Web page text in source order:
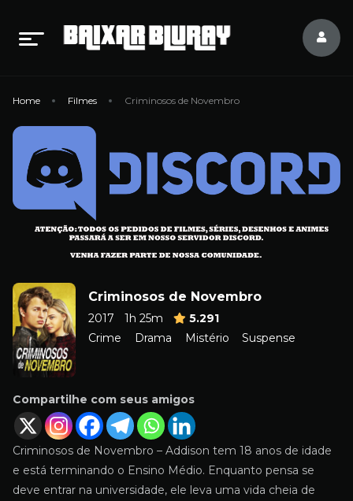
Home Filmes Criminosos de Novembro
Criminosos de Novembro
2017 1h 25m
5.291
Crime
Drama Mistério Suspense
Compartilhe com seus amigos
Criminosos de Novembro – Addison tem 18 anos de idade
e está terminando o Ensino Médio. Enquanto pensa se
deve entrar na universidade, ele leva uma vida cheia de